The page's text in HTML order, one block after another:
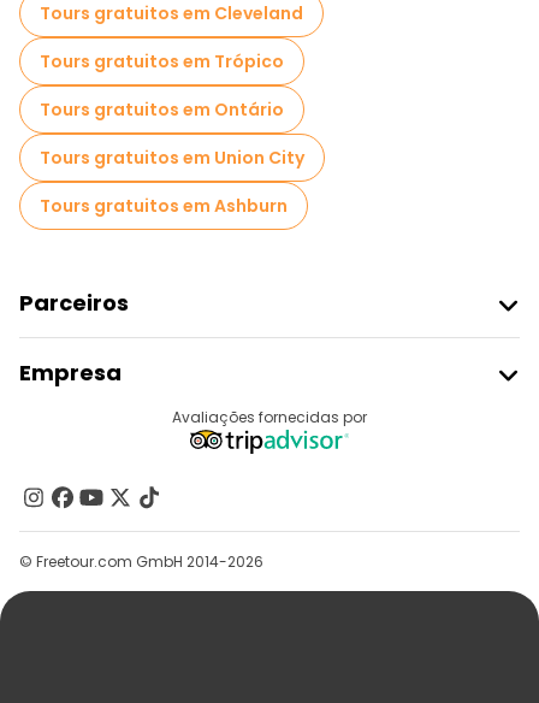
Tours gratuitos em Cleveland
Tours gratuitos em Trópico
Tours gratuitos em Ontário
Tours gratuitos em Union City
Tours gratuitos em Ashburn
Parceiros
Registo Do Fornecedor
Programa De Afiliados
Empresa
Contacte-Nos
Grupos
Ajuda
Avaliações fornecidas por
© Freetour.com GmbH 2014-2026